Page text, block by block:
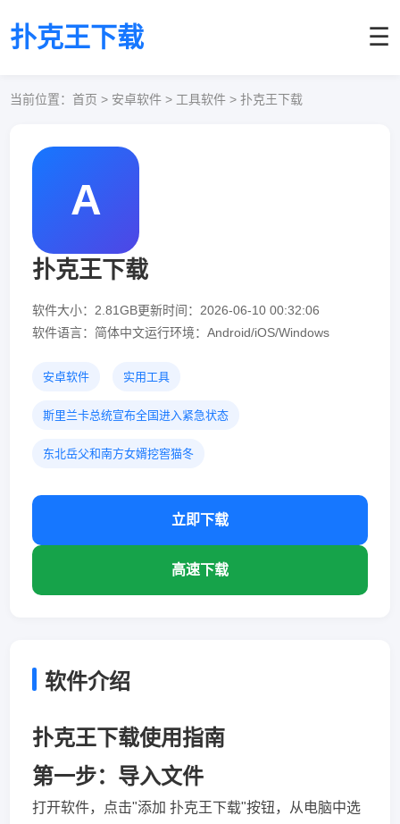
扑克王下载 ☰
当前位置：首页 > 安卓软件 > 工具软件 > 扑克王下载
A
扑克王下载
软件大小：2.81GB更新时间：2026-06-10 00:32:06
软件语言：简体中文运行环境：Android/iOS/Windows
安卓软件 实用工具
斯里兰卡总统宣布全国进入紧急状态
东北岳父和南方女婿挖窖猫冬
立即下载
高速下载
软件介绍
扑克王下载使用指南
第一步：导入文件
打开软件，点击"添加 扑克王下载"按钮，从电脑中选